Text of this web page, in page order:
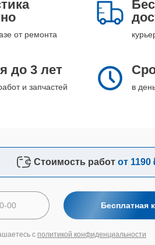
от ремонта
до 3 лет
и запчастей в
Стоимость работ от 1190
Бесплатная
с политикой конфиденциальности